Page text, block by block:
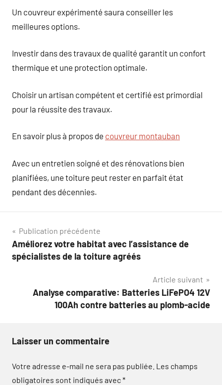
Un couvreur expérimenté saura conseiller les
meilleures options.
Investir dans des travaux de qualité garantit un confort
thermique et une protection optimale.
Choisir un artisan compétent et certifié est primordial
pour la réussite des travaux.
En savoir plus à propos de couvreur montauban
Avec un entretien soigné et des rénovations bien
planifiées, une toiture peut rester en parfait état
pendant des décennies.
Navigation
de
Publication précédente
Améliorez votre habitat avec l’assistance de
spécialistes de la toiture agréés
Article suivant
Analyse comparative: Batteries LiFePO4 12V
100Ah contre batteries au plomb-acide
Laisser un commentaire
Votre adresse e-mail ne sera pas publiée. Les champs
obligatoires sont indiqués avec*